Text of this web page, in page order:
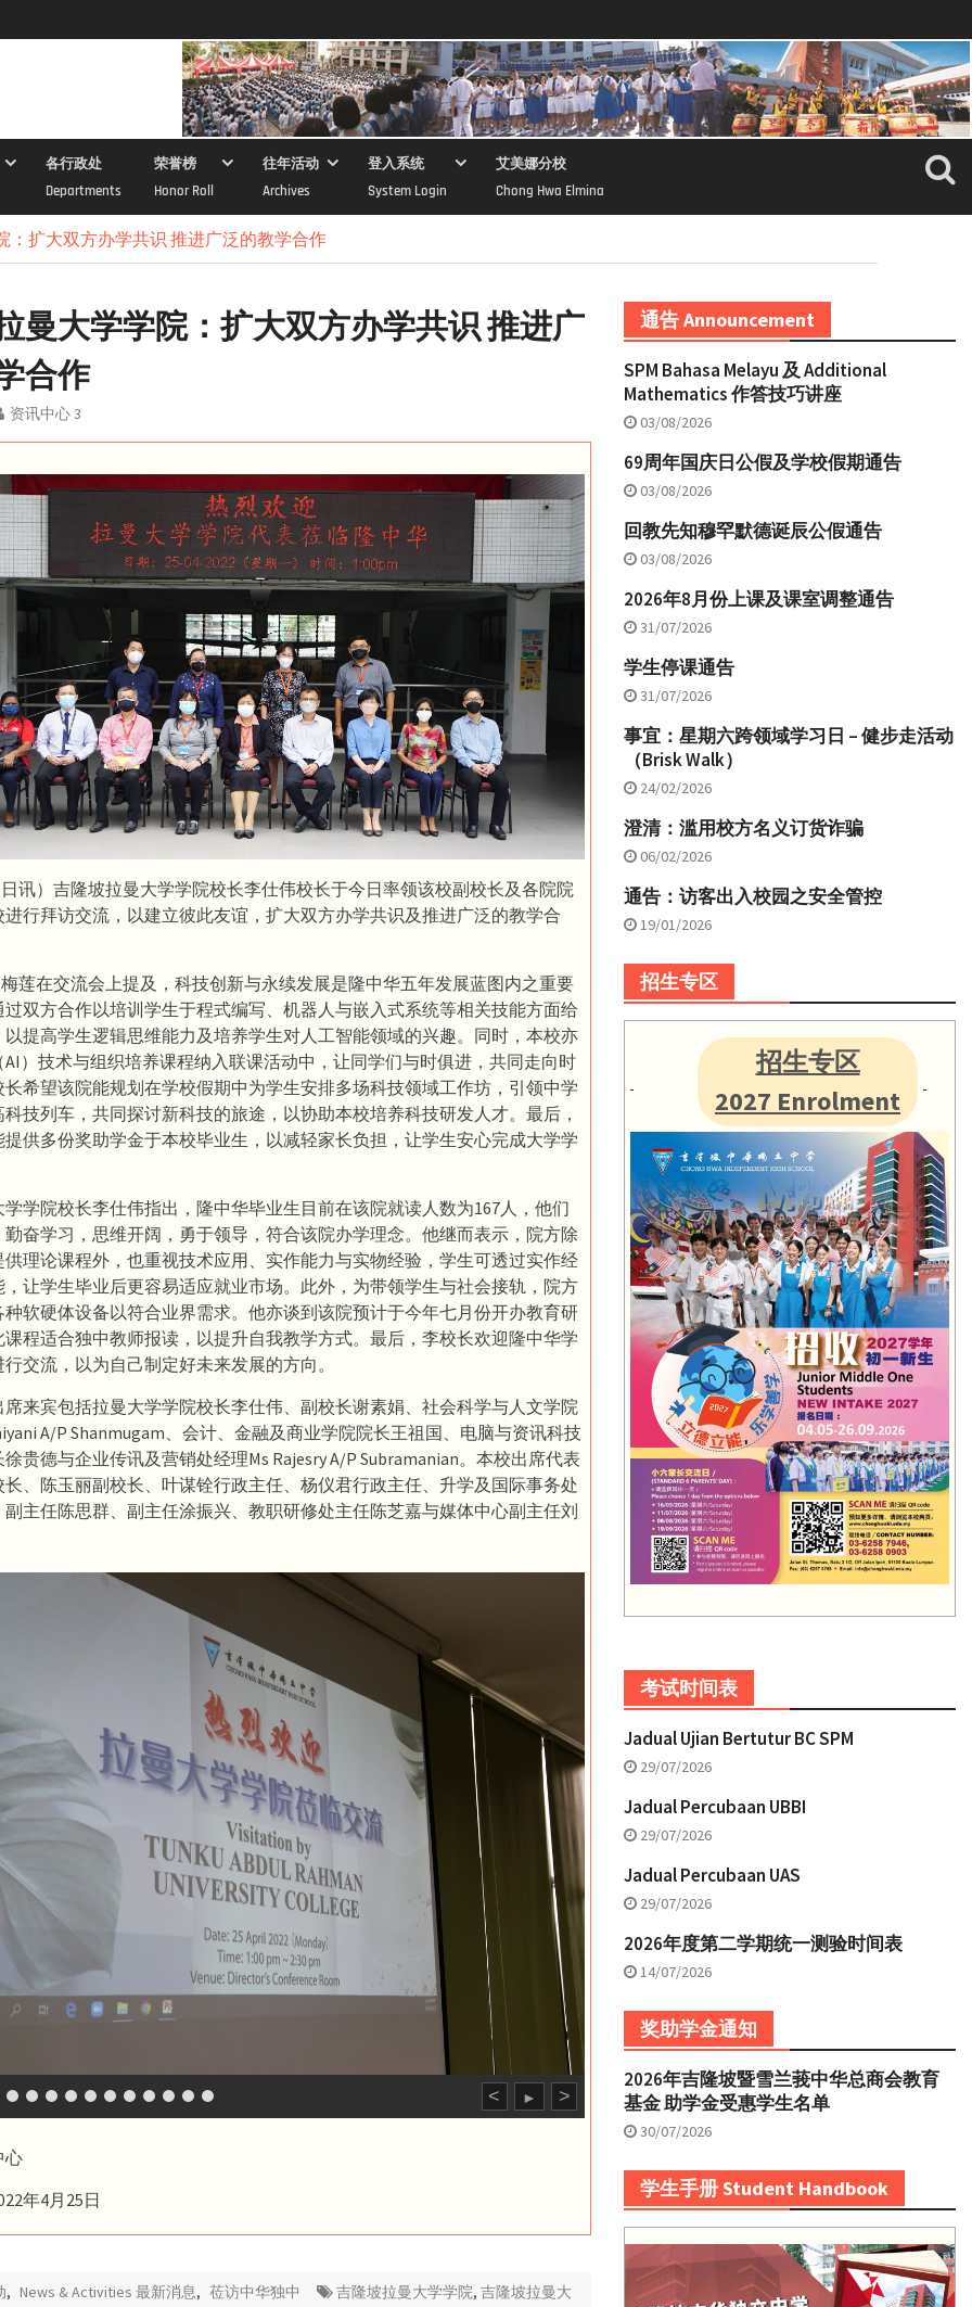
各行政处
Departments
荣誉榜
Honor Roll
往年活动
Archives
登入系统
System Login
艾美娜分校
Chong Hwa Elmina
：扩大双方办学共识 推进广泛的教学合作
曼大学学院：扩大双方办学共识 推进广
合作
资讯中心 3
讯）吉隆坡拉曼大学学院校长李仕伟校长于今日率领该校副校长及各院院
行拜访交流，以建立彼此友谊，扩大双方办学共识及推进广泛的教学合
莲在交流会上提及，科技创新与永续发展是隆中华五年发展蓝图内之重要
双方合作以培训学生于程式编写、机器人与嵌入式系统等相关技能方面给
提高学生逻辑思维能力及培养学生对人工智能领域的兴趣。同时，本校亦
）技术与组织培养课程纳入联课活动中，让同学们与时俱进，共同走向时
希望该院能规划在学校假期中为学生安排多场科技领域工作坊，引领中学
技列车，共同探讨新科技的旅途，以协助本校培养科技研发人才。最后，
供多份奖助学金于本校毕业生，以减轻家长负担，让学生安心完成大学学
学院校长李仕伟指出，隆中华毕业生目前在该院就读人数为167人，他们
奋学习，思维开阔，勇于领导，符合该院办学理念。他继而表示，院方除
理论课程外，也重视技术应用、实作能力与实物经验，学生可透过实作经
让学生毕业后更容易适应就业市场。此外，为带领学生与社会接轨，院方
软硬体设备以符合业界需求。他亦谈到该院预计于今年七月份开办教育研
程适合独中教师报读，以提升自我教学方式。最后，李校长欢迎隆中华学
交流，以为自己制定好未来发展的方向。
来宾包括拉曼大学学院校长李仕伟、副校长谢素娟、社会科学与人文学院
A/P Shanmugam、会计、金融及商业学院院长王祖国、电脑与资讯科技
贵德与企业传讯及营销处经理Ms Rajesry A/P Subramanian。本校出席代表
、陈玉丽副校长、叶谋铨行政主任、杨仪君行政主任、升学及国际事务处
主任陈思群、副主任涂振兴、教职研修处主任陈芝嘉与媒体中心副主任刘
< ► >
心
年4月25日
, News & Activities 最新消息, 莅访中华独中 吉隆坡拉曼大学学院, 吉隆坡拉曼大
通告 Announcement
SPM Bahasa Melayu 及 Additional
Mathematics 作答技巧讲座
03/08/2026
69周年国庆日公假及学校假期通告
03/08/2026
回教先知穆罕默德诞辰公假通告
03/08/2026
2026年8月份上课及课室调整通告
31/07/2026
学生停课通告
31/07/2026
事宜：星期六跨领域学习日 – 健步走活动
（Brisk Walk）
24/02/2026
澄清：滥用校方名义订货诈骗
06/02/2026
通告：访客出入校园之安全管控
19/01/2026
招生专区
招生专区
2027 Enrolment
考试时间表
Jadual Ujian Bertutur BC SPM
29/07/2026
Jadual Percubaan UBBI
29/07/2026
Jadual Percubaan UAS
29/07/2026
2026年度第二学期统一测验时间表
14/07/2026
奖助学金通知
2026年吉隆坡暨雪兰莪中华总商会教育
基金 助学金受惠学生名单
30/07/2026
学生手册 Student Handbook